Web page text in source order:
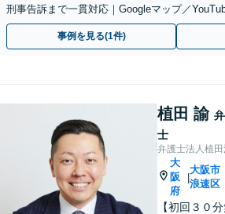
刑事告訴まで一貫対応｜Googleマップ／
特化
事例を見る(1件)
植田 諭
士
弁護士法人植
大
阪
府
|
大阪市
浪速区
【初回３０